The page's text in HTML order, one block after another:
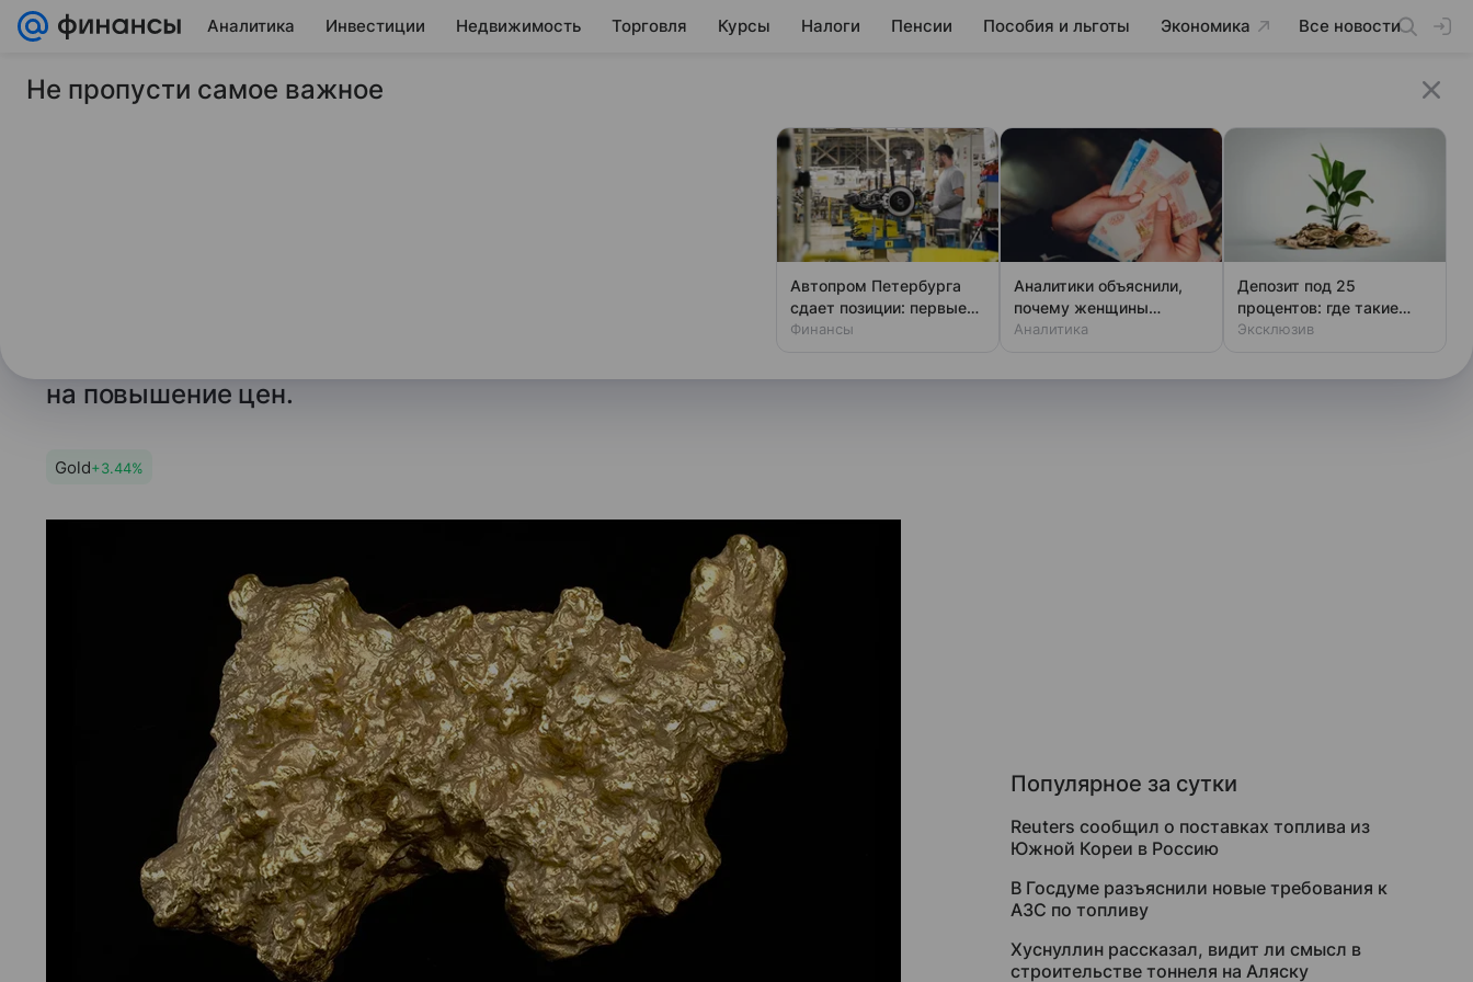
Аналитика Инвестиции Недвижимость Торговля Курсы Налоги Пенсии Пособия и льготы Экономика Все новости
14 апреля 2025 ТАСС
Bloomberg: ЦБ КНР расширил квоты на
импорт золота из-за резкого роста
на повышение цен.
Gold+3.44%
Популярное за сутки
Reuters сообщил о поставках топлива из
Южной Кореи в Россию
В Госдуме разъяснили новые требования к
АЗС по топливу
Хуснуллин рассказал, видит ли смысл в
строительстве тоннеля на Аляску
Не пропусти самое важное
Автопром Петербурга
сдает позиции: первые
потери за три года
Финансы
Аналитики объяснили,
почему женщины
зарабатывают меньше
Аналитика
Депозит под 25
процентов: где такие
ставки
Эксклюзив